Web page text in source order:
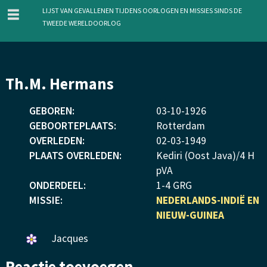
en
inhoud
menu
Lijst van gevallenen tijdens oorlogen en missies sinds de
Tweede Wereldoorlog
Th.M. Hermans
GEBOREN: 03-10-1926
GEBOORTEPLAATS:
Rotterdam
OVERLEDEN:
02-03-1949
PLAATS OVERLEDEN:
Kediri (Oost Java)/4 H
pVA
ONDERDEEL:
1-4 GRG
MISSIE:
NEDERLANDS-INDIË EN
NIEUW-GUINEA
Een
Jacques